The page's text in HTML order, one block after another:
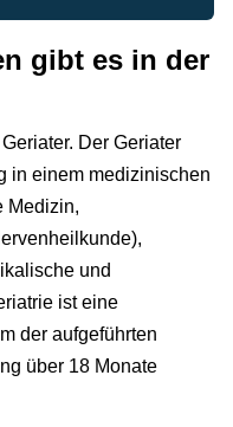
gibt es in der
Der Geriater
in einem medizinischen
Medizin,
und
ist eine
der aufgeführten
über 18 Monate